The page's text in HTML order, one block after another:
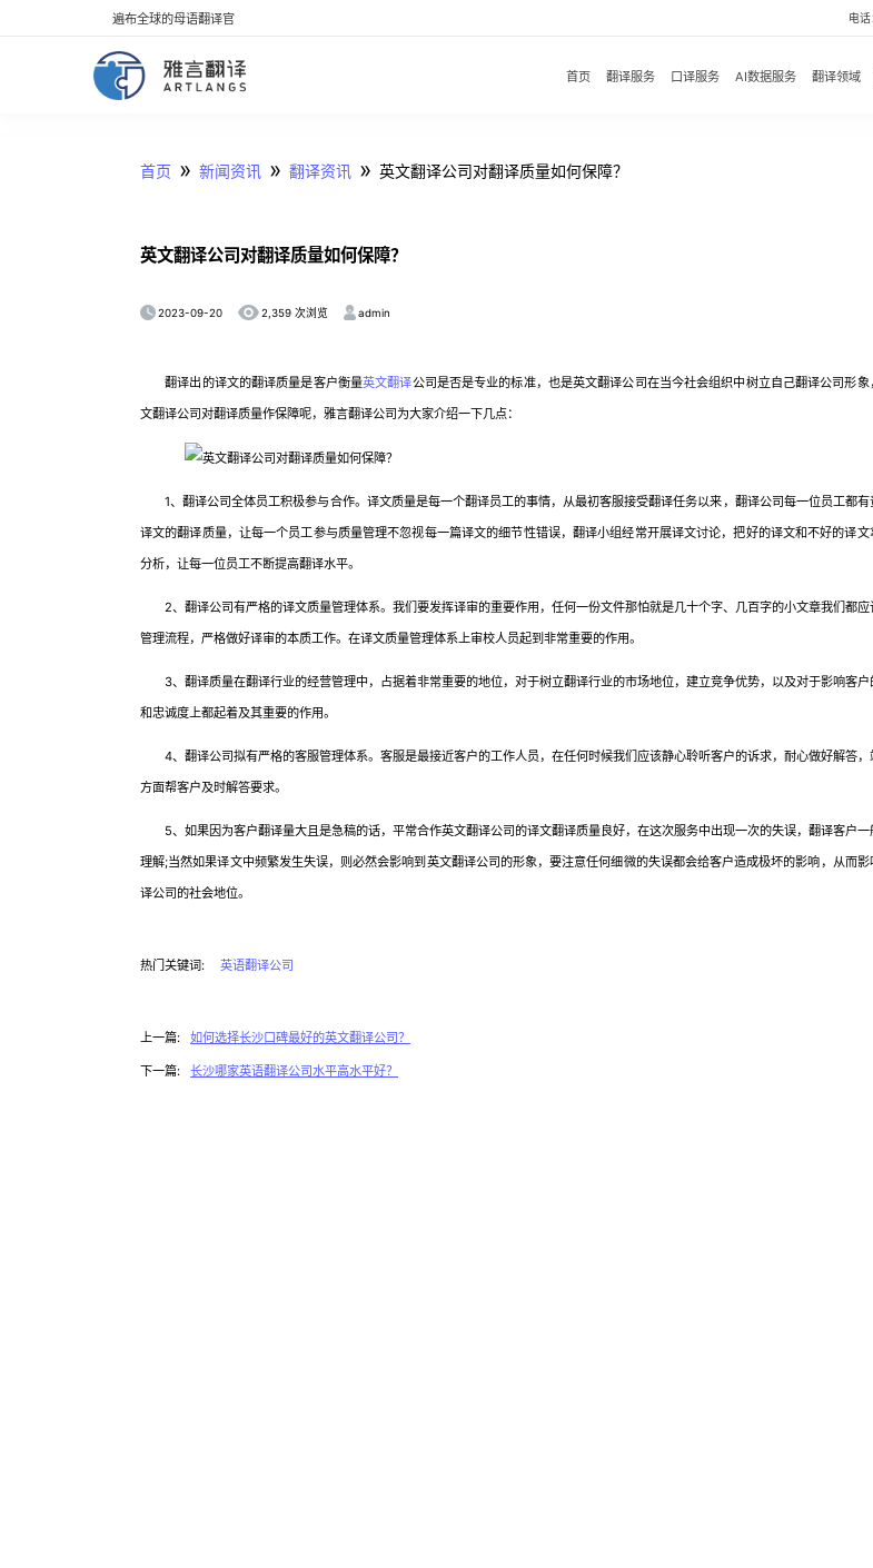
遍布全球的母语翻译官 电
首页 翻译服务 口译服务 AI数据服务 翻译领域
首页 » 新闻资讯 » 翻译资讯 » 英文翻译公司对翻译质量如何保障？
英文翻译公司对翻译质量如何保障？
2023-09-20 2,359 次浏览 admin
翻译出的译文的翻译质量是客户衡量英文翻译公司是否是专业的标准，也是英文翻译公司在当今社会组织中树立自己翻译公司形象
文翻译公司对翻译质量作保障呢，雅言翻译公司为大家介绍一下几点：
1、翻译公司全体员工积极参与合作。译文质量是每一个翻译员工的事情，从最初客服接受翻译任务以来，翻译公司每一位员工都有
译文的翻译质量，让每一个员工参与质量管理不忽视每一篇译文的细节性错误，翻译小组经常开展译文讨论，把好的译文和不好的译文
分析，让每一位员工不断提高翻译水平。
2、翻译公司有严格的译文质量管理体系。我们要发挥译审的重要作用，任何一份文件那怕就是几十个字、几百字的小文章我们都应
管理流程，严格做好译审的本质工作。在译文质量管理体系上审校人员起到非常重要的作用。
3、翻译质量在翻译行业的经营管理中，占据着非常重要的地位，对于树立翻译行业的市场地位，建立竞争优势，以及对于影响客户
和忠诚度上都起着及其重要的作用。
4、翻译公司拟有严格的客服管理体系。客服是最接近客户的工作人员，在任何时候我们应该静心聆听客户的诉求，耐心做好解答，
方面帮客户及时解答要求。
5、如果因为客户翻译量大且是急稿的话，平常合作英文翻译公司的译文翻译质量良好，在这次服务中出现一次的失误，翻译客户一
理解;当然如果译文中频繁发生失误，则必然会影响到英文翻译公司的形象，要注意任何细微的失误都会给客户造成极坏的影响，从而影
译公司的社会地位。
热门关键词: 英语翻译公司
上一篇: 如何选择长沙口碑最好的英文翻译公司？
下一篇: 长沙哪家英语翻译公司水平高水平好？